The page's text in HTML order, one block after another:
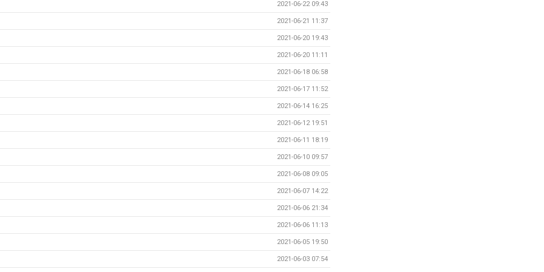
2021-06-22 09:43
2021-06-21 11:37
2021-06-20 19:43
2021-06-20 11:11
2021-06-18 06:58
2021-06-17 11:52
2021-06-14 16:25
2021-06-12 19:51
2021-06-11 18:19
2021-06-10 09:57
2021-06-08 09:05
2021-06-07 14:22
2021-06-06 21:34
2021-06-06 11:13
2021-06-05 19:50
2021-06-03 07:54